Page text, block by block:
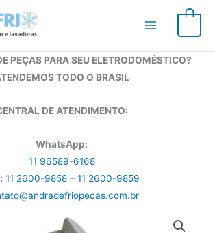
PEÇAS PARA SEU ELETRODOMÉSTICO?
TODO O BRASIL
DE ATENDIMENTO:
WhatsApp:
11 96589-6168
11 2600-9858 – 11 2600-9859